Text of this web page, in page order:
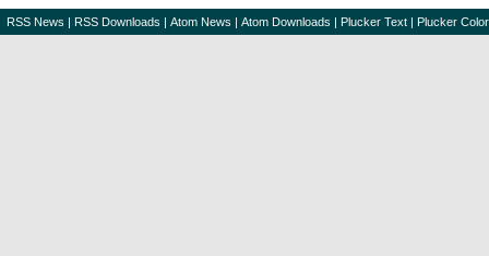
RSS News | RSS Downloads | Atom News | Atom Downloads | Plucker Text | Plucker Color